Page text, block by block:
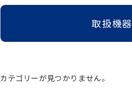
取扱機器
カテゴリーが見つかりません。